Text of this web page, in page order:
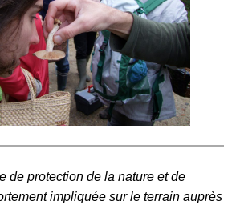
de protection de la nature et de
impliquée sur le terrain auprès